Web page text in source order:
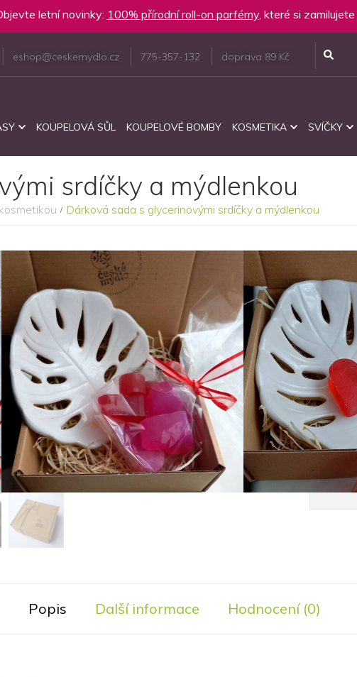
letní novinky: 100% přírodní roll-on parfémy, které si zamilujete
eshop@ceskemydlo.cz 775-357-132 doprava 89 Kč
KOUPELOVÁ SŮL KOUPELOVÉ BOMBY KOSMETIKA SVÍČKY
srdíčky a mýdlenkou
/ Dárková sada s glycerinovými srdíčky a mýdlenkou
Dárková sada do koupele s voňavou českou
kosmetikou a ručně vyráběnou mýdlenkou ve
tvaru listu monstery. Baleno v papírové
krabičce s jutovým provázkem.
Pokožka je po koupeli krásně voňavá, vyživená,
hebká a vláčná.
Kategorie: dárkové sady s kosmetikou
Doporučení
Účinek
Výrobce
Jen 1
Popis Další informace Hodnocení (0)